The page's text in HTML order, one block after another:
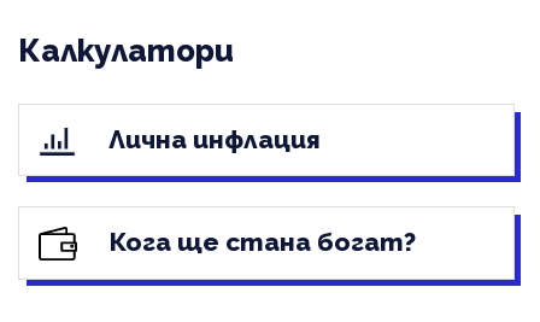
Калкулатори
Лична инфлация
Кога ще стана богат?